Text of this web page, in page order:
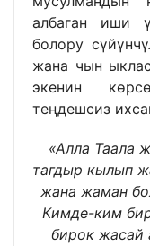
албаган иши
болору
жана чын
экенин
теңдешсиз
«Алла Таала
тагдыр кылып
жана жаман
Кимде-ким
бирок жасай